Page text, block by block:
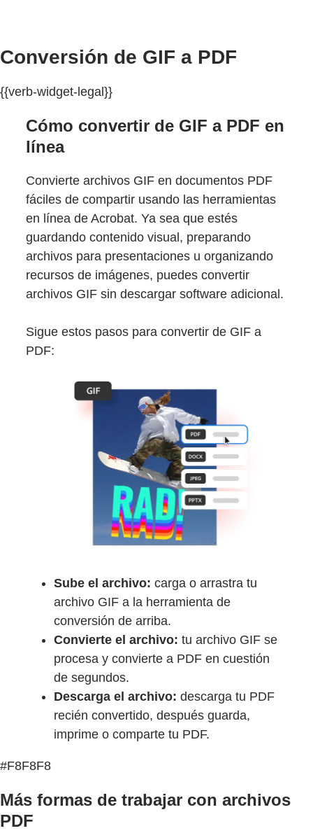
Conversión de GIF a PDF
{{verb-widget-legal}}
Cómo convertir de GIF a PDF en
línea
Convierte archivos GIF en documentos PDF
fáciles de compartir usando las herramientas
en línea de Acrobat. Ya sea que estés
guardando contenido visual, preparando
archivos para presentaciones u organizando
recursos de imágenes, puedes convertir
archivos GIF sin descargar software adicional.
Sigue estos pasos para convertir de GIF a
PDF:
Sube el archivo: carga o arrastra tu
archivo GIF a la herramienta de
conversión de arriba.
Convierte el archivo: tu archivo GIF se
procesa y convierte a PDF en cuestión
de segundos.
Descarga el archivo: descarga tu PDF
recién convertido, después guarda,
imprime o comparte tu PDF.
#F8F8F8
Más formas de trabajar con archivos
PDF